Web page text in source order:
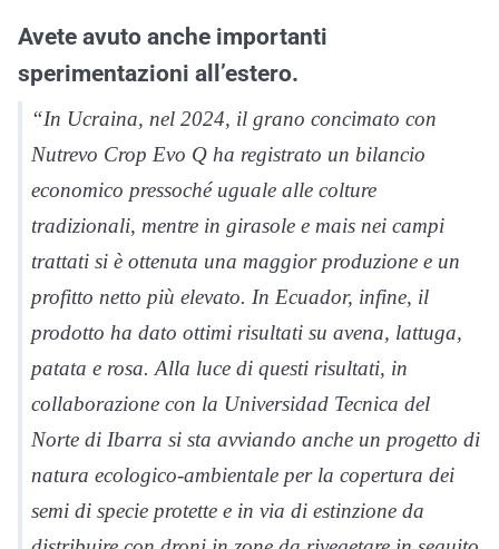
Avete avuto anche importanti
sperimentazioni all’estero.
“In Ucraina, nel 2024, il grano concimato con
Nutrevo Crop Evo Q ha registrato un bilancio
economico pressoché uguale alle colture
tradizionali, mentre in girasole e mais nei campi
trattati si è ottenuta una maggior produzione e un
profitto netto più elevato. In Ecuador, infine, il
prodotto ha dato ottimi risultati su avena, lattuga,
patata e rosa. Alla luce di questi risultati, in
collaborazione con la Universidad Tecnica del
Norte di Ibarra si sta avviando anche un progetto di
natura ecologico-ambientale per la copertura dei
semi di specie protette e in via di estinzione da